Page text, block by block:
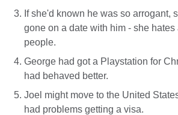
If she'd known he was so arrogant,
gone on a date with him - she hates
people.
George had got a Playstation for
had behaved better.
Joel might move to the United
had problems getting a visa.